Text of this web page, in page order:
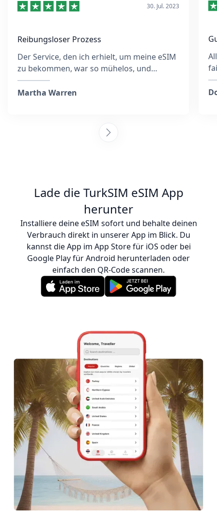
30. Jul. 2023
Reibungsloser Prozess
Der Service, den ich erhielt, um meine eSIM
zu bekommen, war so mühelos, und
obwohl ich möglicherweise die falsche E-
Mail-Adresse eingegeben hatte, reagierte
Anweisungen zur Aktivierung der eSIM und
stellten sicher, dass ich verbunden war. SIM-
einer echten SIM-Karte. Ich kann diese
Leute jederzeit gerne weiterempfehlen! :)
Martha Warren
Lade die TurkSIM eSIM App
herunter
Installiere deine eSIM sofort und behalte deinen
Verbrauch direkt in unserer App im Blick. Du
kannst die App im App Store für iOS oder bei
Google Play für Android herunterladen oder
einfach den QR-Code scannen.